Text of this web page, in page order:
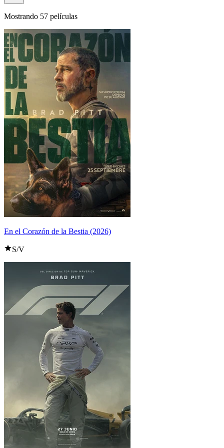
Mostrando 57 películas
En el Corazón de la Bestia (2026)
S/V